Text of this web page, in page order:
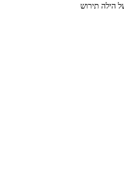
הילה תירוש